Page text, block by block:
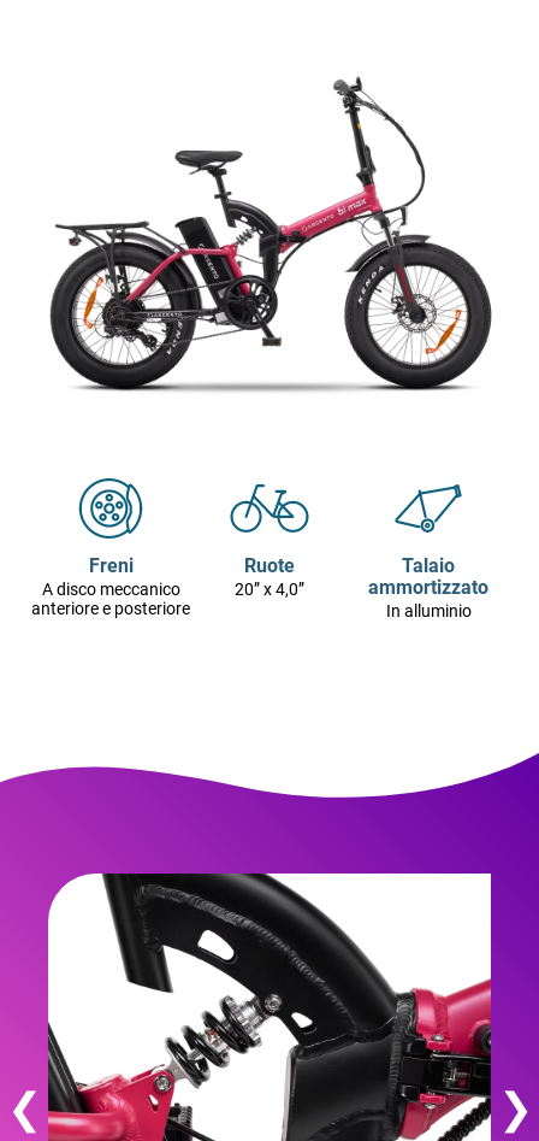
Freni
A disco meccanico
anteriore e posteriore
Ruote
20” x 4,0”
Talaio
ammortizzato
In alluminio
❮ ❯